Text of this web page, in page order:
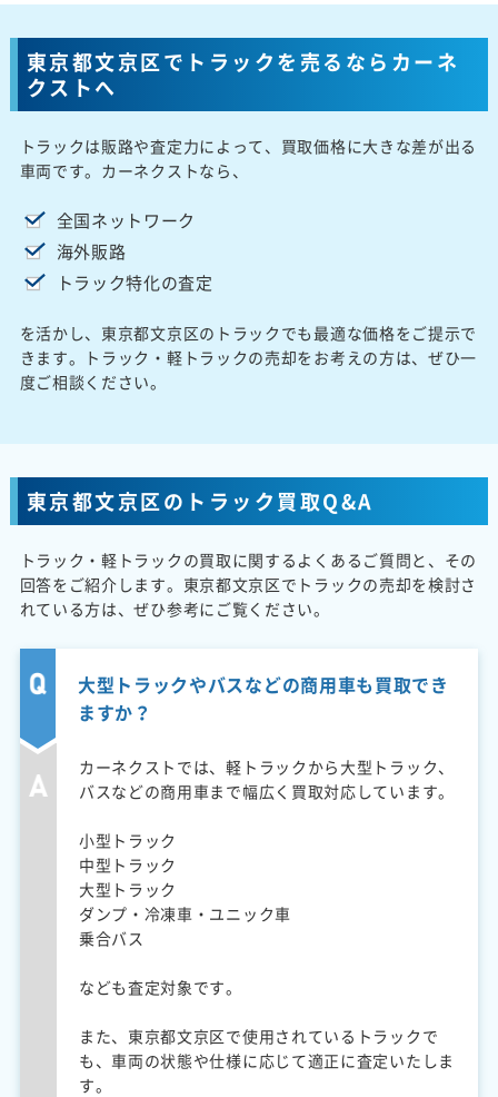
東京都文京区でトラックを売るならカーネ
クストへ
トラックは販路や査定力によって、買取価格に大きな差が出る
車両です。カーネクストなら、
全国ネットワーク
海外販路
トラック特化の査定
を活かし、東京都文京区のトラックでも最適な価格をご提示で
きます。トラック・軽トラックの売却をお考えの方は、ぜひ一
度ご相談ください。
東京都文京区のトラック買取Q&A
トラック・軽トラックの買取に関するよくあるご質問と、その
回答をご紹介します。東京都文京区でトラックの売却を検討さ
れている方は、ぜひ参考にご覧ください。
大型トラックやバスなどの商用車も買取でき
ますか？
カーネクストでは、軽トラックから大型トラック、
バスなどの商用車まで幅広く買取対応しています。
小型トラック
中型トラック
大型トラック
ダンプ・冷凍車・ユニック車
乗合バス
なども査定対象です。
また、東京都文京区で使用されているトラックで
も、車両の状態や仕様に応じて適正に査定いたしま
す。